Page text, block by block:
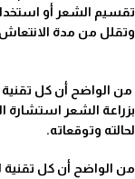
تقسيم الشعر أو
وتقلل من مدة
من الواضح أن كل
بزراعة الشعر استشارة
لحالته وتوقعاته.
من الواضح أن كل تقنية